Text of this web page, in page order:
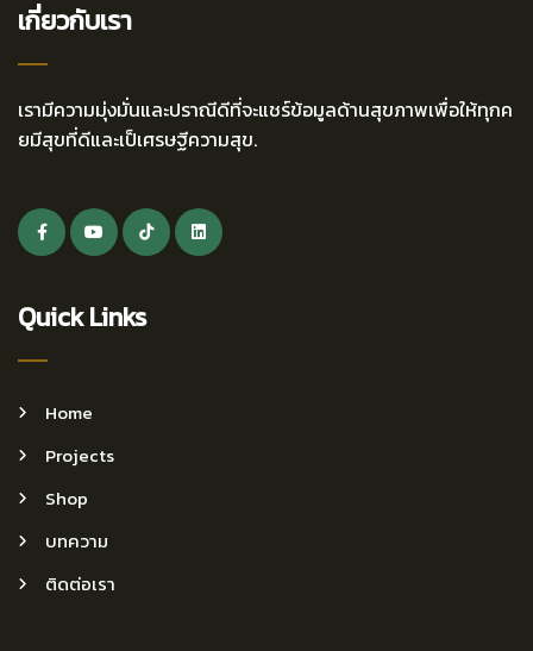
เกี่ยวกับเรา
เรามีความมุ่งมั่นและปราณีดีที่จะแชร์ข้อมูลด้านสุขภาพเพื่อให้ทุกค
ยมีสุขที่ดีและเป็เศรษฐีความสุข.
Quick Links
Home
Projects
Shop
บทความ
ติดต่อเรา